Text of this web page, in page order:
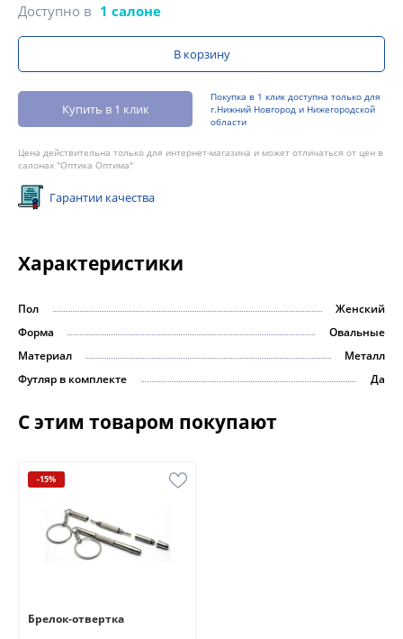
Доступно в 1 салоне
В корзину
Купить в 1 клик
Покупка в 1 клик доступна только для
г.Нижний Новгород и Нижегородской
области
Цена действительна только для интернет-магазина и может отличаться от цен в
салонах "Оптика Оптима"
Гарантии качества
Характеристики
Пол
Женский
Форма
Овальные
Материал
Металл
Футляр в комплекте
Да
С этим товаром покупают
-15%
Брелок-отвертка